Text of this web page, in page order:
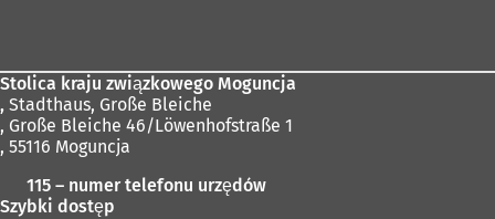
k
a
r
c
e
)
j
Stolica kraju związkowego Moguncja
, Stadthaus, Große Bleiche
, Große Bleiche 46/Löwenhofstraße 1
, 55116 Moguncja
115 – numer telefonu urzędów
Szybki dostęp